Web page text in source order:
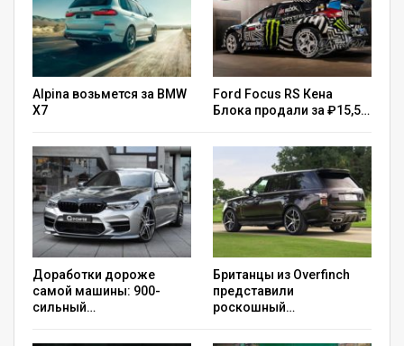
Alpina возьмется за BMW
X7
Ford Focus RS Кена
Блока продали за ₽15,5…
Доработки дороже
самой машины: 900-
сильный…
Британцы из Overfinch
представили
роскошный…